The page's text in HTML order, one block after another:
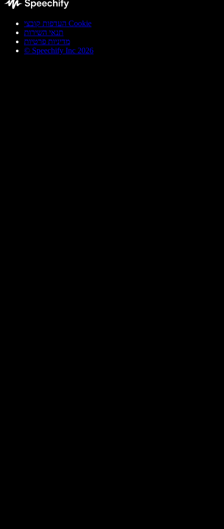
העדפות קובצי Cookie
תנאי השירות
מדיניות פרטיות
© Speechify Inc 2026